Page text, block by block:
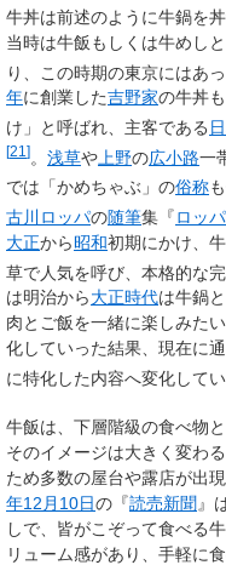
牛丼は前述のように牛鍋を
当時は牛飯もしくは牛めし
り、この時期の東京にはあ
年に創業した吉野家の牛丼
け」と呼ばれ、主客である
[21 ]。 浅草や 上野の広小路一
では「かめちゃぶ」の俗称
古川ロッパの随筆集『ロッ
大正から昭和初期にかけ、
草で人気を呼び、本格的な
は明治から大正時代は牛鍋
肉とご飯を一緒に楽しみた
化していった結果、現在に
に特化した内容へ変化して
牛飯は、下層階級の食べ物と
そのイメージは大きく変わ
ため多数の屋台や露店が出
年12月10日の『読売新聞 』
しで、皆がこぞって食べる
リューム感があり、手軽に